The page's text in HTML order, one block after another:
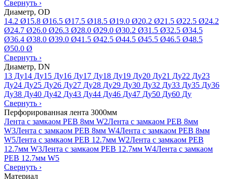
Свернуть ›
Диаметр, OD
14.2 Ø15.8 Ø16.5 Ø17.5 Ø18.5 Ø19.0 Ø20.2 Ø21.5 Ø22.5 Ø24.2
Ø24.7 Ø26.0 Ø26.3 Ø28.0 Ø29.0 Ø30.2 Ø31.5 Ø32.5 Ø34.5
Ø36.4 Ø38.0 Ø39.0 Ø41.5 Ø42.5 Ø44.5 Ø45.5 Ø46.5 Ø48.5
Ø50.0 Ø
Свернуть ›
Диаметр, DN
13 Ду14 Ду15 Ду16 Ду17 Ду18 Ду19 Ду20 Ду21 Ду22 Ду23
Ду24 Ду25 Ду26 Ду27 Ду28 Ду29 Ду30 Ду32 Ду33 Ду35 Ду36
Ду38 Ду40 Ду42 Ду43 Ду44 Ду46 Ду47 Ду50 Ду60 Ду
Свернуть ›
Перфорированная лента 3000мм
Лента с замкаом PEB 8мм W2Лента с замкаом PEB 8мм
W3Лента с замкаом PEB 8мм W4Лента с замкаом PEB 8мм
W5Лента с замкаом PEB 12.7мм W2Лента с замкаом PEB
12.7мм W3Лента с замкаом PEB 12.7мм W4Лента с замкаом
PEB 12.7мм W5
Свернуть ›
Материал